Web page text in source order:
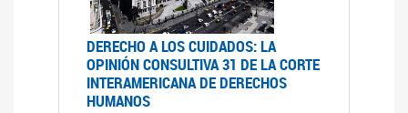
DERECHO A LOS CUIDADOS: LA
OPINIÓN CONSULTIVA 31 DE LA CORTE
INTERAMERICANA DE DERECHOS
HUMANOS